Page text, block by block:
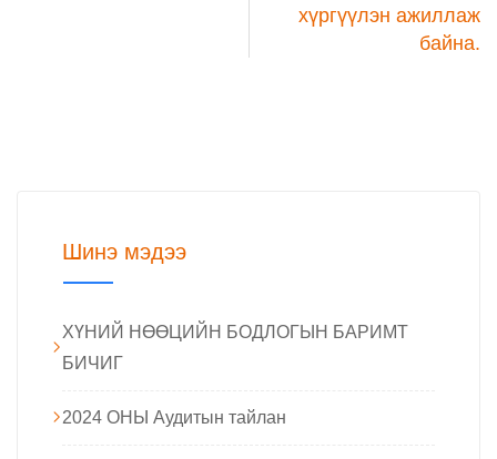
хүргүүлэн ажиллаж
байна.
Шинэ мэдээ
ХҮНИЙ НӨӨЦИЙН БОДЛОГЫН БАРИМТ
БИЧИГ
2024 ОНЫ Аудитын тайлан